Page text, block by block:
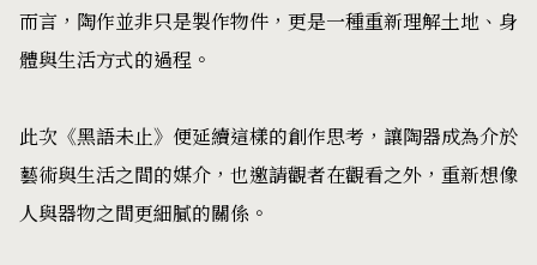
而言，陶作並非只是製作物件，更是一種重新理解土地、身
體與生活方式的過程。
此次《黑語未止》便延續這樣的創作思考，讓陶器成為介於
藝術與生活之間的媒介，也邀請觀者在觀看之外，重新想像
人與器物之間更細膩的關係。